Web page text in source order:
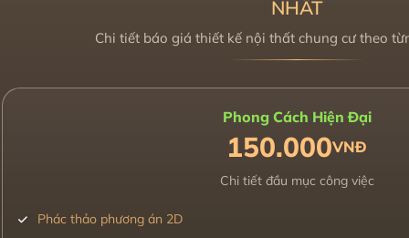
NHẤT
Chi tiết báo giá thiết kế nội thất chung cư theo
Phong Cách Hiện Đại
150.000VNĐ
Chi tiết đầu mục công việc
Phác thảo phương án 2D